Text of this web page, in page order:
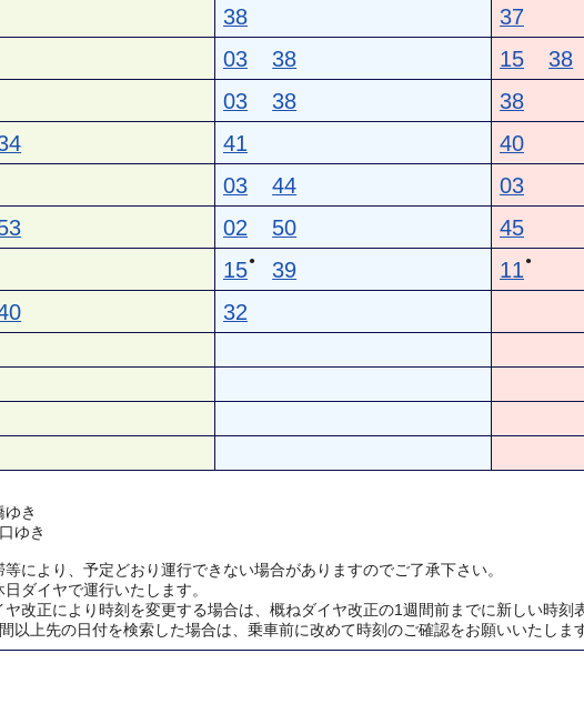
38 37
03 38 15 38
03 38 38
41 40
03 44 03
02 50 45
15● 39 11 ●
32
き
ゆき
により、予定どおり運行できない場合がありますのでご了承下さい。
ダイヤで運行いたします。
ヤ改正により時刻を変更する場合は、概ねダイヤ改正の1週間前までに新しい時刻
以上先の日付を検索した場合は、乗車前に改めて時刻のご確認をお願いいたしま